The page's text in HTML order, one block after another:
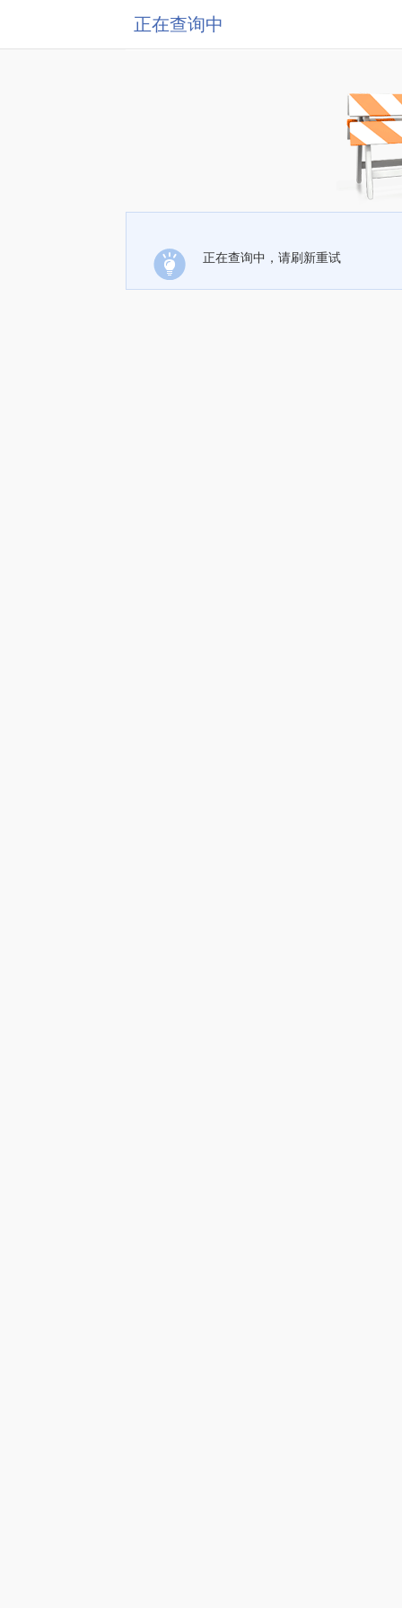
正在查询中
正在查询中，请刷新重试